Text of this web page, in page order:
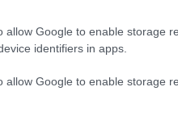
allow Google to enable storage
identifiers in apps.
allow Google to enable storage